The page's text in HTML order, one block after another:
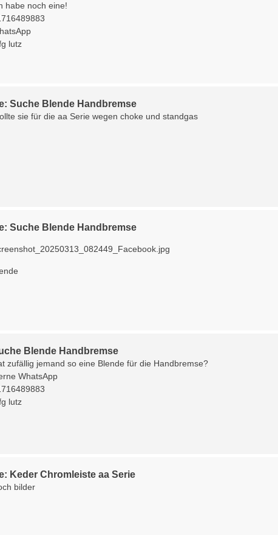
habe noch eine!
lutz
Suche Blende Handbremse
sie für die aa Serie wegen choke und standgas
Suche Blende Handbremse
Blende Handbremse
zufällig jemand so eine Blende für die Handbremse?
WhatsApp
lutz
Keder Chromleiste aa Serie
bilder